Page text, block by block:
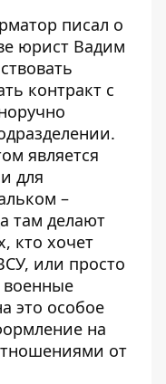
писал о
юрист Вадим
контракт с
.
является
для
–
там делают
кто хочет
или просто
военные
это особое
на
от